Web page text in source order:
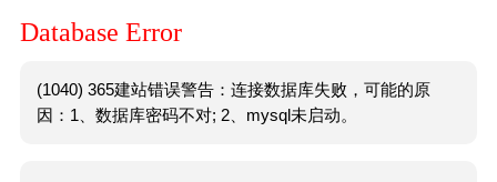
Database Error
(1040) 365建站错误警告：连接数据库失败，可能的原
因：1、数据库密码不对; 2、mysql未启动。